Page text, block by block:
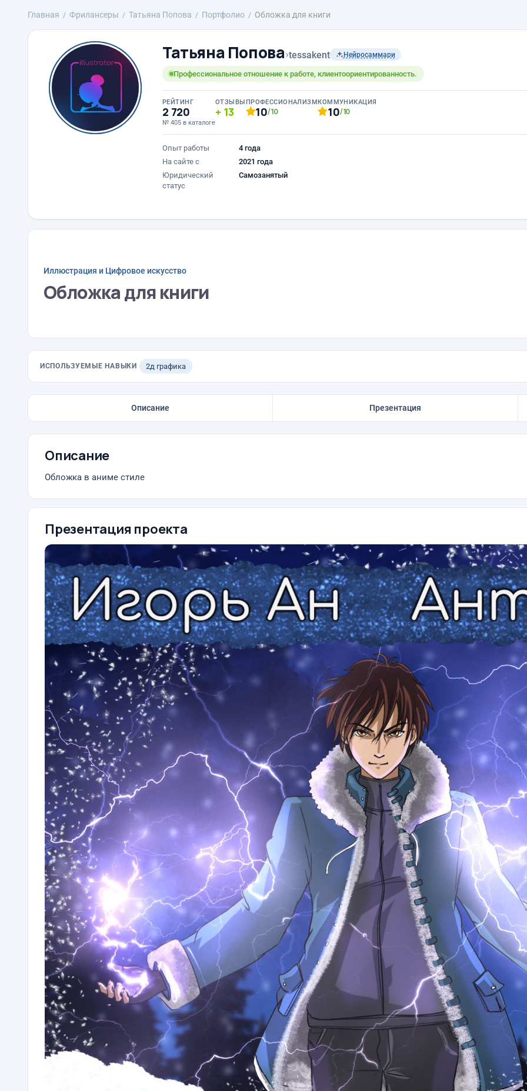
Главная Фрилансеры Татьяна Попова Портфолио Обложка для книги
Татьяна Попова›tessakent Нейросаммари
Профессиональное отношение к работе, клиентоориентированность.
РЕЙТИНГ
2 720
№ 405 в каталоге
ОТЗЫВЫ
13
ПРОФЕССИОНАЛИЗМ
10/10
КОММУНИКАЦИЯ
10/10
Опыт работы
4 года
На сайте с
2021 года
Юридический
статус
Самозанятый
Иллюстрация и Цифровое искусство
Обложка для книги
ИСПОЛЬЗУЕМЫЕ НАВЫКИ 2д графика
Описание Презентация
Описание
Обложка в аниме стиле
Презентация проекта